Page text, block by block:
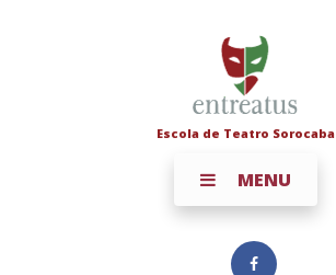
Escola de Teatro Sorocaba
MENU